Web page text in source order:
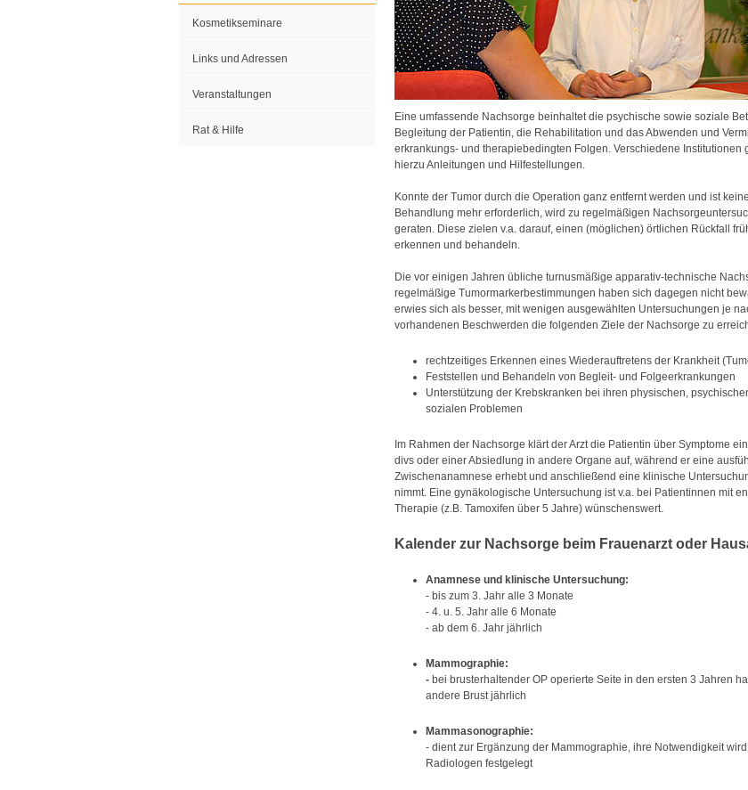
Kosmetikseminare
Links und Adressen
Veranstaltungen
Rat & Hilfe
Eine umfassende Nachsorge beinhaltet die psychische sowie soziale
Begleitung der Patientin, die Rehabilitation und das Abwenden und
erkrankungs- und therapiebedingten Folgen. Verschiedene Institutionen
hierzu Anleitungen und Hilfestellungen.
Konnte der Tumor durch die Operation ganz entfernt werden und ist
Behandlung mehr erforderlich, wird zu regelmäßigen
geraten. Diese zielen v.a. darauf, einen (möglichen) örtlichen Rückfall
erkennen und behandeln.
Die vor einigen Jahren übliche turnusmäßige apparativ-technische
regelmäßige Tumormarkerbestimmungen haben sich dagegen nicht
erwies sich als besser, mit wenigen ausgewählten Untersuchungen je
vorhandenen Beschwerden die folgenden Ziele der Nachsorge zu
rechtzeitiges Erkennen eines Wiederauftretens der Krankheit
Feststellen und Behandeln von Begleit- und Folgeerkrankungen
Unterstützung der Krebskranken bei ihren physischen,
sozialen Problemen
Im Rahmen der Nachsorge klärt der Arzt die Patientin über Symptome
divs oder einer Absiedlung in andere Organe auf, während er eine
Zwischenanamnese erhebt und anschließend eine klinische
nimmt. Eine gynäkologische Untersuchung ist v.a. bei Patientinnen mit
Therapie (z.B. Tamoxifen über 5 Jahre) wünschenswert.
Kalender zur Nachsorge beim Frauenarzt oder
Anamnese und klinische Untersuchung:
- bis zum 3. Jahr alle 3 Monate
- 4. u. 5. Jahr alle 6 Monate
- ab dem 6. Jahr jährlich
Mammographie:
- bei brusterhaltender OP operierte Seite in den ersten 3 Jahren
andere Brust jährlich
Mammasonographie:
- dient zur Ergänzung der Mammographie, ihre Notwendigkeit
Radiologen festgelegt